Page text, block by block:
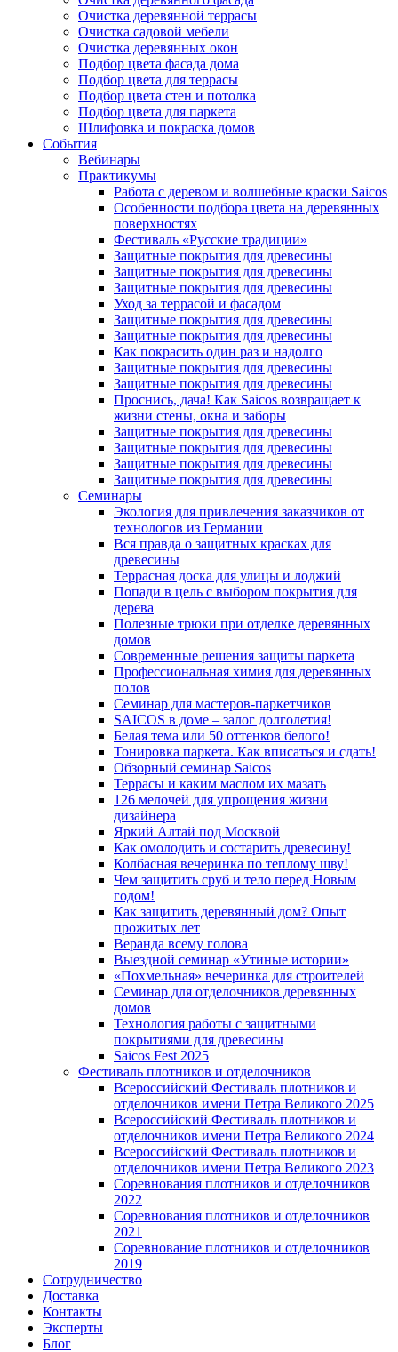
Очистка деревянной террасы
Очистка садовой мебели
Очистка деревянных окон
Подбор цвета фасада дома
Подбор цвета для террасы
Подбор цвета стен и потолка
Подбор цвета для паркета
Шлифовка и покраска домов
События
Вебинары
Практикумы
Работа с деревом и волшебные краски Saicos
Особенности подбора цвета на деревянных
поверхностях
Фестиваль «Русские традиции»
Защитные покрытия для древесины
Защитные покрытия для древесины
Защитные покрытия для древесины
Уход за террасой и фасадом
Защитные покрытия для древесины
Защитные покрытия для древесины
Как покрасить один раз и надолго
Защитные покрытия для древесины
Защитные покрытия для древесины
Проснись, дача! Как Saicos возвращает к
жизни стены, окна и заборы
Защитные покрытия для древесины
Защитные покрытия для древесины
Защитные покрытия для древесины
Защитные покрытия для древесины
Семинары
Экология для привлечения заказчиков от
технологов из Германии
Вся правда о защитных красках для
древесины
Террасная доска для улицы и лоджий
Попади в цель с выбором покрытия для
дерева
Полезные трюки при отделке деревянных
домов
Современные решения защиты паркета
Профессиональная химия для деревянных
полов
Семинар для мастеров-паркетчиков
SAICOS в доме – залог долголетия!
Белая тема или 50 оттенков белого!
Тонировка паркета. Как вписаться и сдать!
Обзорный семинар Saicos
Террасы и каким маслом их мазать
126 мелочей для упрощения жизни
дизайнера
Яркий Алтай под Москвой
Как омолодить и состарить древесину!
Колбасная вечеринка по теплому шву!
Чем защитить сруб и тело перед Новым
годом!
Как защитить деревянный дом? Опыт
прожитых лет
Веранда всему голова
Выездной семинар «Утиные истории»
«Похмельная» вечеринка для строителей
Семинар для отделочников деревянных
домов
Технология работы с защитными
покрытиями для древесины
Saicos Fest 2025
Фестиваль плотников и отделочников
Всероссийский Фестиваль плотников и
отделочников имени Петра Великого 2025
Всероссийский Фестиваль плотников и
отделочников имени Петра Великого 2024
Всероссийский Фестиваль плотников и
отделочников имени Петра Великого 2023
Соревнования плотников и отделочников
2022
Соревнования плотников и отделочников
2021
Соревнование плотников и отделочников
2019
Сотрудничество
Доставка
Контакты
Эксперты
Блог